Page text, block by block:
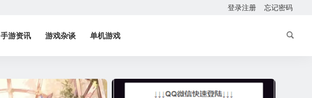
登录注册 忘记密码
手游资讯 游戏杂谈 单机游戏